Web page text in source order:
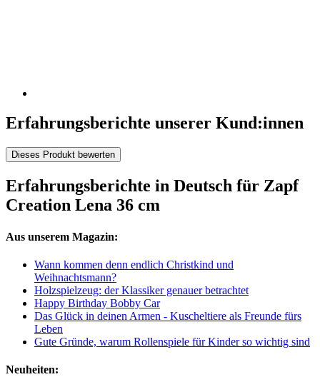
Erfahrungsberichte unserer Kund:innen
Dieses Produkt bewerten
Erfahrungsberichte in Deutsch für Zapf
Creation Lena 36 cm
Aus unserem Magazin:
Wann kommen denn endlich Christkind und
Weihnachtsmann?
Holzspielzeug: der Klassiker genauer betrachtet
Happy Birthday Bobby Car
Das Glück in deinen Armen - Kuscheltiere als Freunde fürs
Leben
Gute Gründe, warum Rollenspiele für Kinder so wichtig sind
Neuheiten: